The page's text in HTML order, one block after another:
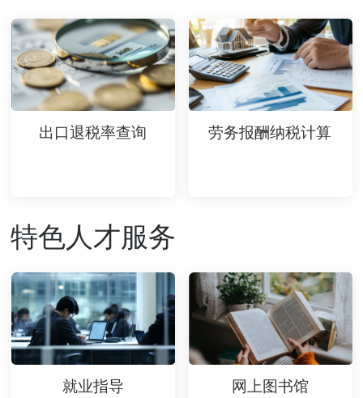
出口退税率查询 劳务报酬纳税计算
特色人才服务
就业指导 网上图书馆